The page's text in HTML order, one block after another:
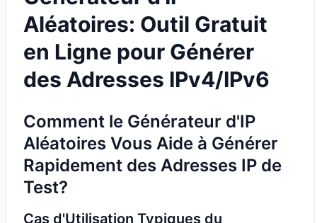
Aléatoires: Outil Gratuit
en Ligne pour Générer
des Adresses IPv4/IPv6
Comment le Générateur d'IP
Aléatoires Vous Aide à Générer
Rapidement des Adresses IP de
Test?
Cas d'Utilisation Typiques du